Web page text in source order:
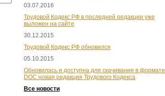
03.07.2016
Трудовой Кодекс РФ в последней редакции уже
выложен на сайте
30.12.2015
Трудовой Кодекс РФ обновился
05.10.2015
Обновилась и доступна для скачивания в формате
DOC новая редакция Трудового Кодекса
Все новости